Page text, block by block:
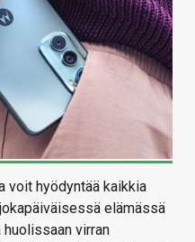
voit hyödyntää kaikkia
elämässä
virran